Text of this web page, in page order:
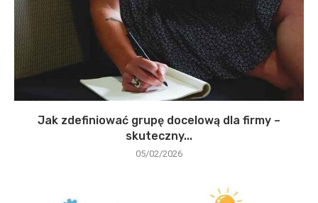
Jak zdefiniować grupę docelową dla firmy –
skuteczny...
05/02/2026